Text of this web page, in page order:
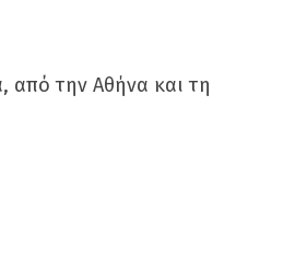
από την Αθήνα και τη